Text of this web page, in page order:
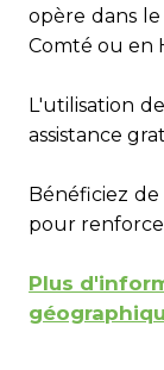
opère dans
Comté ou en
L'utilisation
assistance
Bénéficiez
pour
Plus